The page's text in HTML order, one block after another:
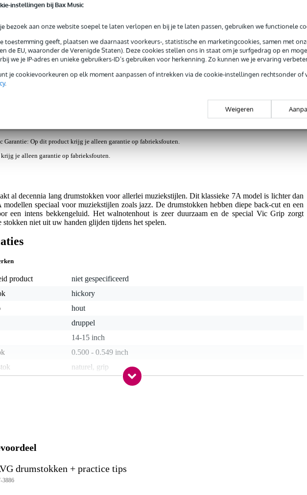
instellingen bij Bax Music
bezoek aan onze website soepel te laten verlopen en bij je te laten passen, gebruiken we functionele
toestemming geeft, plaatsen we daarnaast voorkeurs-, statistische en marketingcookies, samen met
de EU, waaronder de Verenigde Staten). Deze cookies stellen ons in staat om je surfgedrag op en
we je IP-adres en unieke gebruikers-ID’s gebruiken voor herkenning. Zo kunnen we je ervaring
je cookievoorkeuren op elk moment aanpassen of intrekken via de cookie-instellingen rechtsonder of
.
Weigeren
Video's (1) Reviews (2)
Garantie: Op dit product krijg je alleen garantie op fabrieksfouten.
je alleen garantie op fabrieksfouten.
al decennia lang drumstokken voor allerlei muziekstijlen. Dit klassieke 7A model is lichter dan
speciaal voor muziekstijlen zoals jazz. De drumstokken hebben diepe back-cut en een
een intens bekkengeluid. Het walnotenhout is zeer duurzaam en de special Vic Grip zorgt
stokken niet uit uw handen glijden tijdens het spelen.
product
niet gespecificeerd
hickory
hout
druppel
14-15 inch
0.500 - 0.549 inch
naturel, grip
verpakking)
drumstokken + practice tips
3886